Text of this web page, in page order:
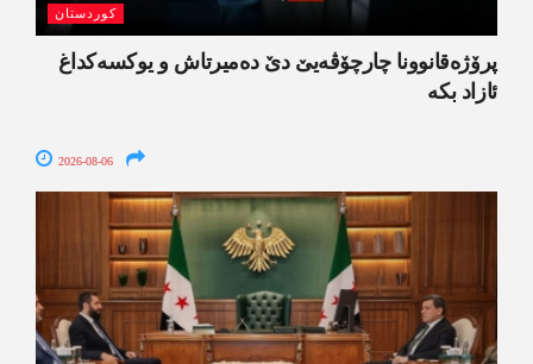
کوردستان
پرۆژەقانوونا چارچۆڤەیێ دێ دەمیرتاش و یوکسەکداغ
ئازاد بکە
2026-08-06